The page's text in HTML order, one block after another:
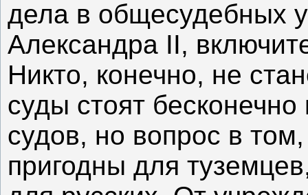
дела в общесудебных
Александра II,
Никто, конечно, не
суды стоят
судов, но вопрос в
пригодны для